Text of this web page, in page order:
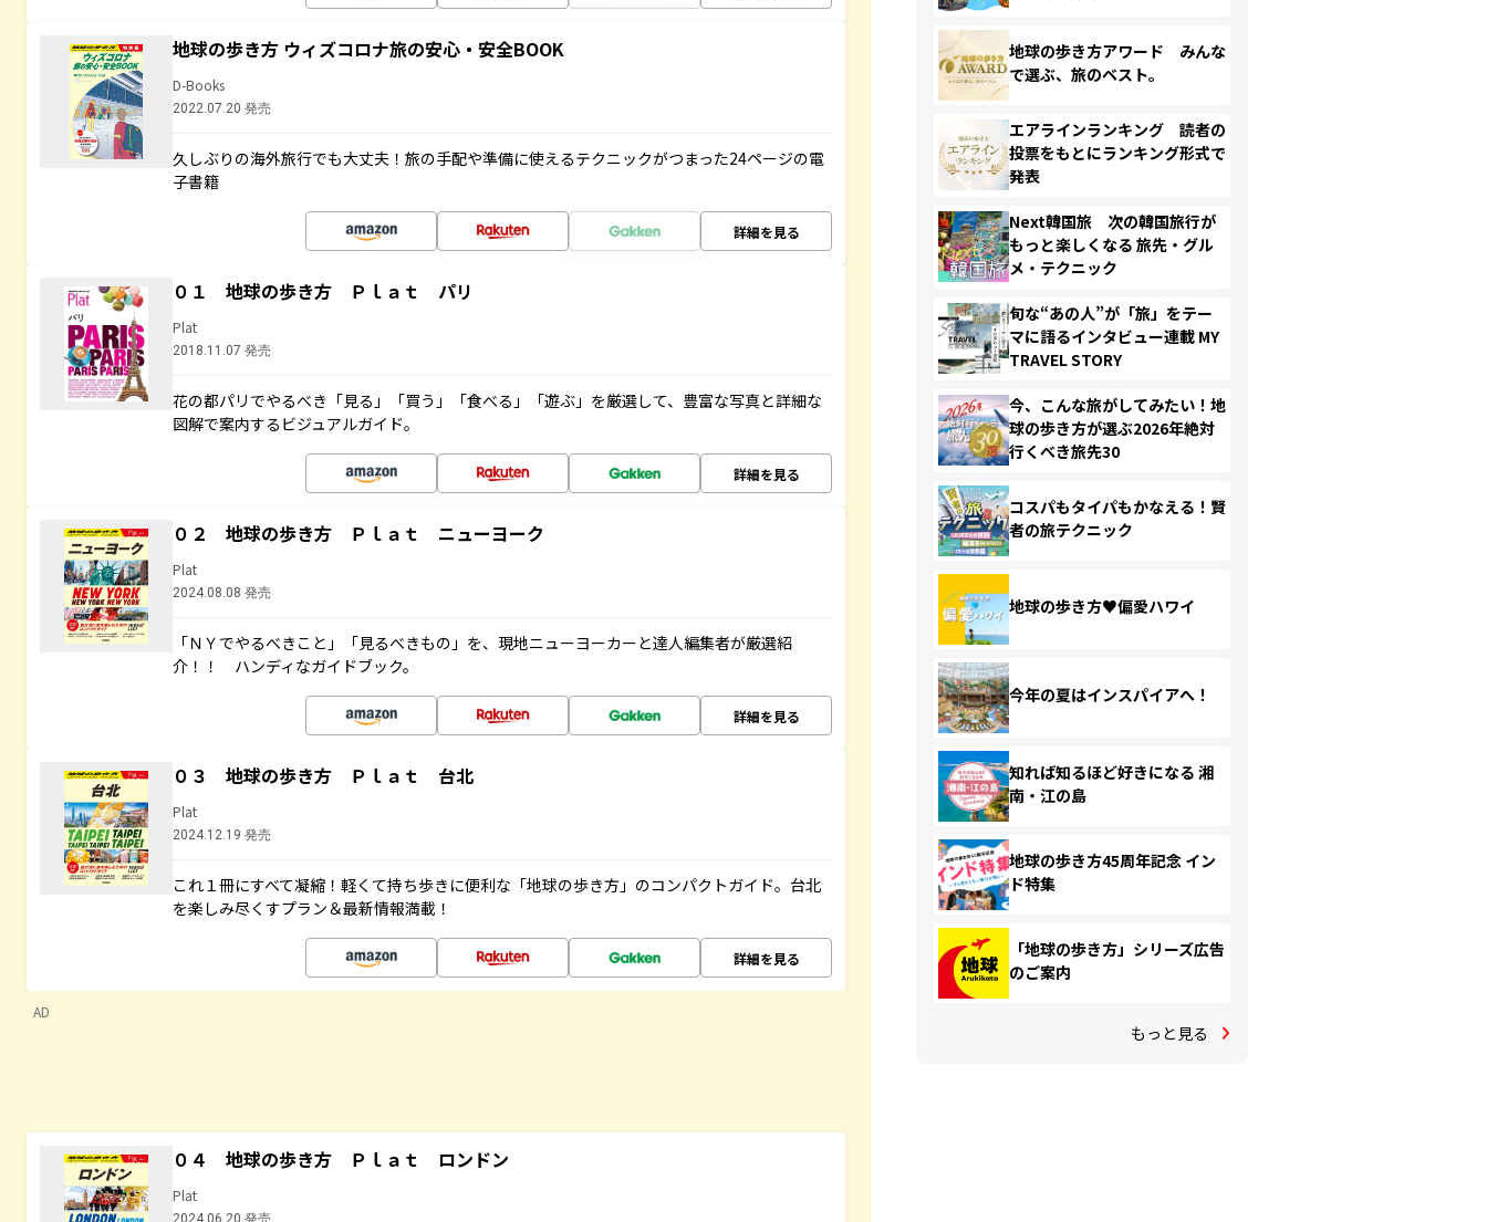
地球の歩き方 ウィズコロナ旅の安心・安全BOOK
D-Books
2022.07.20 発売
久しぶりの海外旅行でも大丈夫！旅の手配や準備に使えるテクニックがつまった24ページの電
子書籍
詳細を見る
０１ 地球の歩き方 Ｐｌａｔ パリ
Plat
2018.11.07 発売
花の都パリでやるべき「見る」「買う」「食べる」「遊ぶ」を厳選して、豊富な写真と詳細な
図解で案内するビジュアルガイド。
詳細を見る
０２ 地球の歩き方 Ｐｌａｔ ニューヨーク
Plat
2024.08.08 発売
「ＮＹでやるべきこと」「見るべきもの」を、現地ニューヨーカーと達人編集者が厳選紹
介！！ ハンディなガイドブック。
詳細を見る
０３ 地球の歩き方 Ｐｌａｔ 台北
Plat
2024.12.19 発売
これ１冊にすべて凝縮！軽くて持ち歩きに便利な「地球の歩き方」のコンパクトガイド。台北
を楽しみ尽くすプラン＆最新情報満載！
詳細を見る
AD
０４ 地球の歩き方 Ｐｌａｔ ロンドン
Plat
2024.06.20 発売
地球の歩き方アワード みんな
で選ぶ、旅のベスト。
エアラインランキング 読者の
投票をもとにランキング形式で
発表
Next韓国旅 次の韓国旅行が
もっと楽しくなる 旅先・グル
メ・テクニック
旬な“あの人”が「旅」をテー
マに語るインタビュー連載 MY
TRAVEL STORY
今、こんな旅がしてみたい！地
球の歩き方が選ぶ2026年絶対
行くべき旅先30
コスパもタイパもかなえる！賢
者の旅テクニック
地球の歩き方♥偏愛ハワイ
今年の夏はインスパイアへ！
知れば知るほど好きになる 湘
南・江の島
地球の歩き方45周年記念 イン
ド特集
「地球の歩き方」シリーズ広告
のご案内
もっと見る